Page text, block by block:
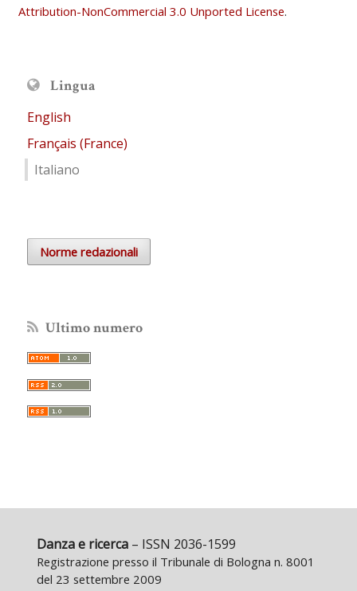
Attribution-NonCommercial 3.0 Unported License.
Lingua
English
Français (France)
Italiano
Norme redazionali
Ultimo numero
Danza e ricerca– ISSN 2036-1599
Registrazione presso il Tribunale di Bologna n. 8001
del 23 settembre 2009